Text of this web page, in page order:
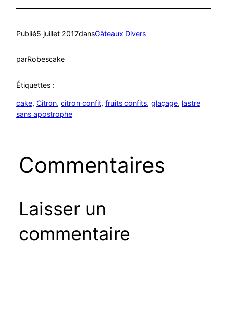
Publié5 juillet 2017dansGâteaux Divers
parRobescake
Étiquettes :
cake, Citron, citron confit, fruits confits, glaçage, lastre
sans apostrophe
Commentaires
Laisser un
commentaire